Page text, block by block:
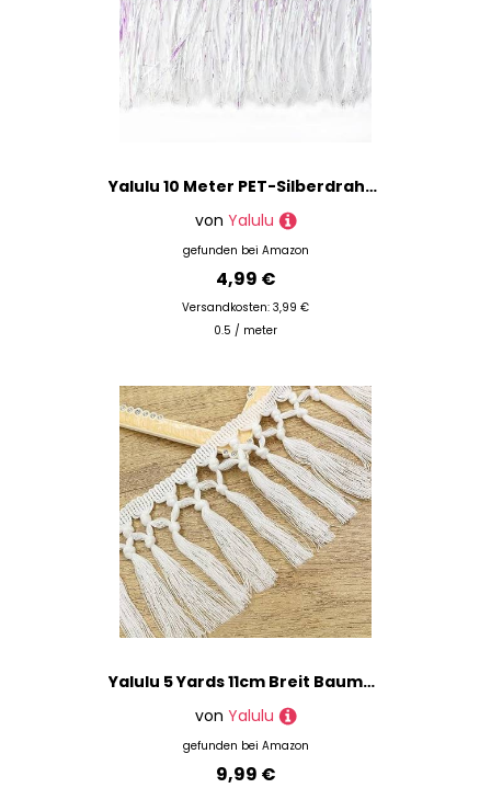
Yalulu 10 Meter PET-Silberdraht Quaste Seidig Fransen Tanzfransen Geschnitten Fransenborte, Geschnitten Fransenborte Kostüm Quaste Trimmen Apparel Fransenband Nähzubehör (Weiß-AB)
von Yalulu
gefunden bei Amazon
4,99 €
Versandkosten: 3,99 €
0.5 / meter
Yalulu 5 Yards 11cm Breit Baumwolle Quaste Spitzenband Fransenbesatz Spitzenbesatz zum Nähen Fransenborte Quaste Trimmen Spitzenband Quaste zum Nähen von Kleidung DIY Handwerk Heimdekorationen
von Yalulu
gefunden bei Amazon
9,99 €